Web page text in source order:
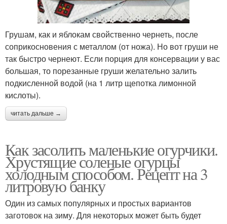
Грушам, как и яблокам свойственно чернеть, после
соприкосновения с металлом (от ножа). Но вот груши не
так быстро чернеют. Если порция для консервации у вас
большая, то порезанные груши желательно залить
подкисленной водой (на 1 литр щепотка лимонной
кислоты).
читать дальше →
Как засолить маленькие огурчики.
Хрустящие соленые огурцы
холодным способом. Рецепт на 3
литровую банку
Один из самых популярных и простых вариантов
заготовок на зиму. Для некоторых может быть будет